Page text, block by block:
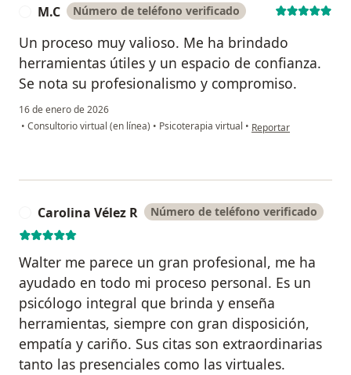
M.C Número de teléfono verificado
Un proceso muy valioso. Me ha brindado
herramientas útiles y un espacio de confianza.
Se nota su profesionalismo y compromiso.
16 de enero de 2026
• Consultorio virtual (en línea) • Psicoterapia virtual • en opinión del usuario
Reportar
Carolina Vélez R Número de teléfono verificado
Walter me parece un gran profesional, me ha
ayudado en todo mi proceso personal. Es un
psicólogo integral que brinda y enseña
herramientas, siempre con gran disposición,
empatía y cariño. Sus citas son extraordinarias
tanto las presenciales como las virtuales.